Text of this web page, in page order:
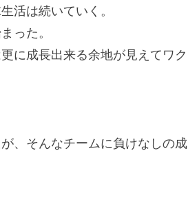
活は続いていく。
った。
に成長出来る余地が見えてワク
、そんなチームに負けなしの成